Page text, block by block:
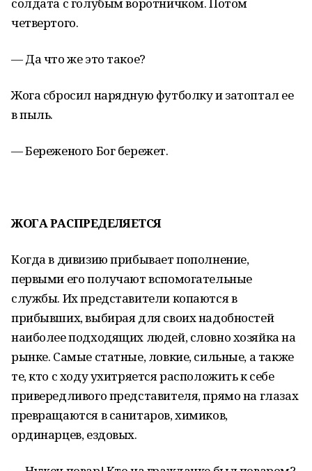
четвертого.
— Да что же это такое?
Жога сбросил нарядную футболку и затоптал ее
в пыль.
— Береженого Бог бережет.
ЖОГА РАСПРЕДЕЛЯЕТСЯ
Когда в дивизию прибывает пополнение,
первыми его получают вспомогательные
службы. Их представители копаются в
прибывших, выбирая для своих надобностей
наиболее подходящих людей, словно хозяйка на
рынке. Самые статные, ловкие, сильные, а также
те, кто с ходу ухитряется расположить к себе
привередливого представителя, прямо на глазах
превращаются в санитаров, химиков,
ординарцев, ездовых.